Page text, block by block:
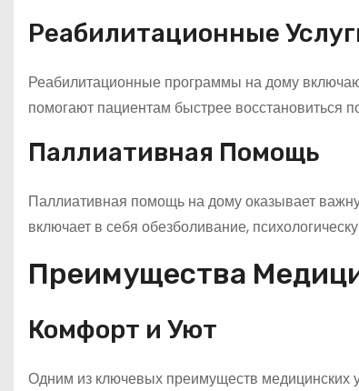
Реабилитационные
Реабилитационные программы на дому
помогают пациентам быстрее восстановиться
Паллиативная Помощь
Паллиативная помощь на дому оказывает
включает в себя обезболивание,
Преимущества
Комфорт и Уют
Одним из ключевых преимуществ медицинских